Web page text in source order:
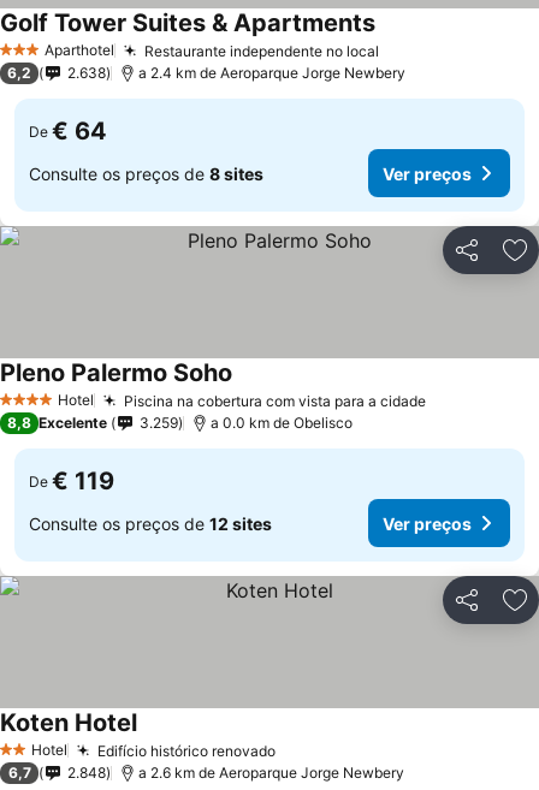
3 EstrelasAparthotel Restaurante independente no local
Golf Tower Suites & Apartments
6,2 2.638 a 2.4 km de Aeroparque Jorge Newbery
De € 64
Consulte os preços de 8 sites Ver preços
Partilhar
4 EstrelasHotel Piscina na cobertura com vista para a cidade
Pleno Palermo Soho
8,8 Excelente 3.259 a 0.0 km de Obelisco
De € 119
Consulte os preços de 12 sites Ver preços
Partilhar
2 Estrelas
Hotel Edifício histórico renovado
Koten Hotel
6,7 2.848 a 2.6 km de Aeroparque Jorge Newbery